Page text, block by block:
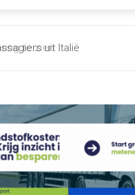
uit Italië